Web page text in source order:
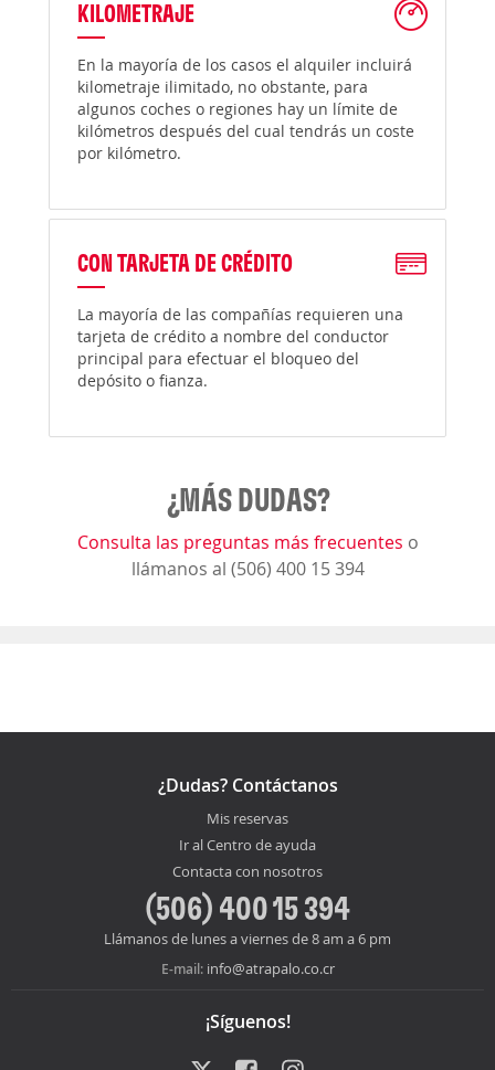
KILOMETRAJE
En la mayoría de los casos el alquiler incluirá
kilometraje ilimitado, no obstante, para
algunos coches o regiones hay un límite de
kilómetros después del cual tendrás un coste
por kilómetro.
CON TARJETA DE CRÉDITO
La mayoría de las compañías requieren una
tarjeta de crédito a nombre del conductor
principal para efectuar el bloqueo del
depósito o fianza.
¿MÁS DUDAS?
Consulta las preguntas más frecuentes o
llámanos al (506) 400 15 394
¿Dudas? Contáctanos
Mis reservas
Ir al Centro de ayuda
Contacta con nosotros
(506) 400 15 394
Llámanos de lunes a viernes de 8 am a 6 pm
E-mail: info@atrapalo.co.cr
¡Síguenos!